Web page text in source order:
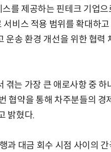
를 제공하는 핀테크 기업
비스 적용 범위를 확대하
송 환경 개선을 위한 협력
는 가장 큰 애로사항 중 하
협약을 통해 차주분들의 경
밝혔다.
과 대금 회수 시점 사이의